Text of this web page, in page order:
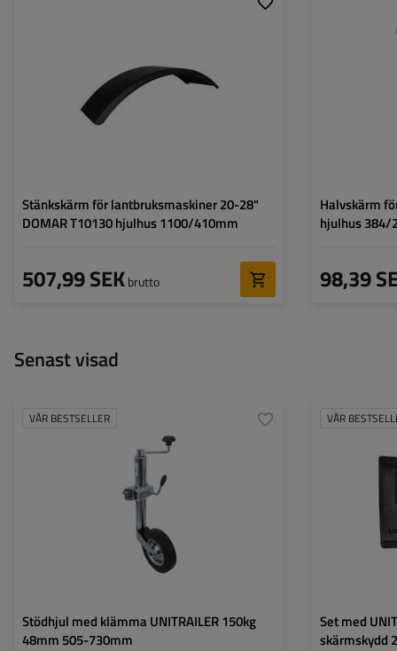
Stänkskärm för lantbruksmaskiner 20-28"
DOMAR T10130 hjulhus 1100/410mm
507,99 SEKbrutto
265 mm
Halvskärm
hjulhus 384/
98,39
Senast visad
VÅR BESTSELLER
Stödhjul med klämma UNITRAILER 150kg
48mm 505-730mm
150 kg
505 - 730 mm
standard
VÅR
Set med
skärmskydd